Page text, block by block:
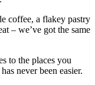
coffee, a flakey pastry
– we’ve got the same
to the places you
never been easier.